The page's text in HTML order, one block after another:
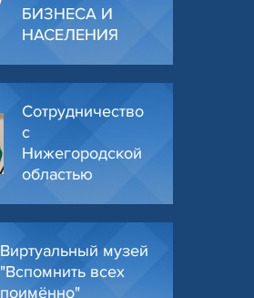
БИЗНЕСА И
НАСЕЛЕНИЯ
Сотрудничество
с
Нижегородской
областью
Виртуальный музей
"Вспомнить всех
поимённо"